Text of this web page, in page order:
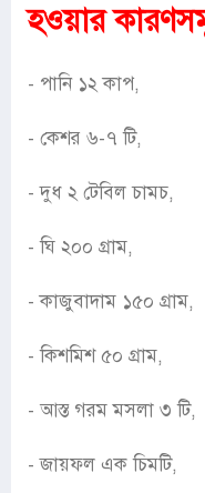
হওয়ার
- পানি ১২ কাপ,
- কেশর ৬-৭ টি,
- দুধ ২ টেবিল চামচ,
- ঘি ২০০ গ্রাম,
- কাজুবাদাম ১৫০ গ্রাম,
- কিশমিশ ৫০ গ্রাম,
- আস্ত গরম মসলা ৩ টি,
- জায়ফল এক চিমটি,